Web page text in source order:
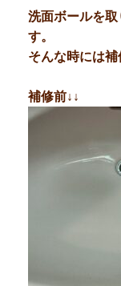
洗面ボールを
す。
そんな時には補
補修前↓↓